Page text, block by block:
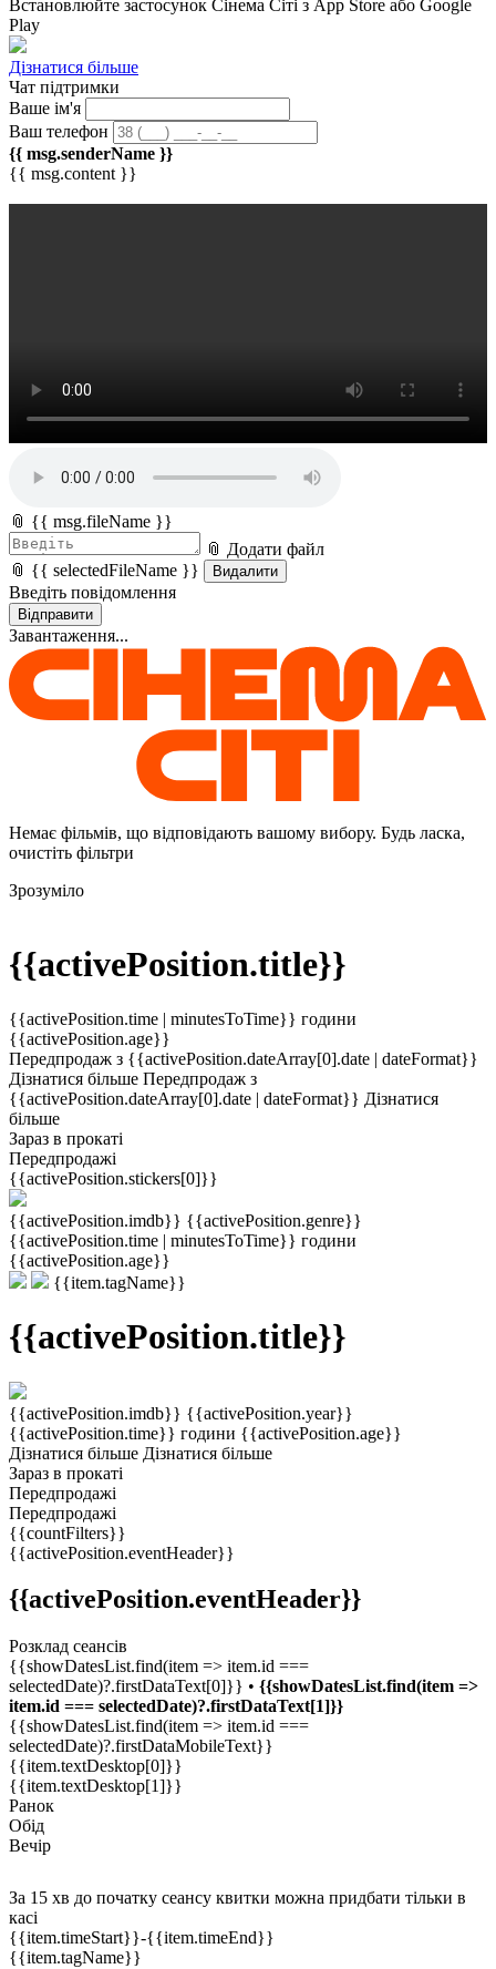
Встановлюйте застосунок Сінема Сіті з App Store або Google
Play
Дізнатися більше
Чат підтримки
Ваше ім'я
Ваш телефон
{{ msg.senderName }}
{{ msg.content }}
📎 {{ msg.fileName }}
📎 Додати файл
📎 {{ selectedFileName }}
Видалити
Введіть повідомлення
Відправити
Завантаження...
Немає фільмів, що відповідають вашому вибору. Будь ласка,
очистіть фільтри
Зрозуміло
{{activePosition.title}}
{{activePosition.time | minutesToTime}} години
{{activePosition.age}}
Передпродаж з {{activePosition.dateArray[0].date | dateFormat}}
Дізнатися більше Передпродаж з
{{activePosition.dateArray[0].date | dateFormat}} Дізнатися
більше
Зараз в прокаті
Передпродажі
{{activePosition.stickers[0]}}
{{activePosition.imdb}} {{activePosition.genre}}
{{activePosition.time | minutesToTime}} години
{{activePosition.age}}
{{item.tagName}}
{{activePosition.title}}
{{activePosition.imdb}} {{activePosition.year}}
{{activePosition.time}} години {{activePosition.age}}
Дізнатися більше Дізнатися більше
Зараз в прокаті
Передпродажі
Передпродажі
{{countFilters}}
{{activePosition.eventHeader}}
{{activePosition.eventHeader}}
Розклад сеансів
{{showDatesList.find(item => item.id ===
selectedDate)?.firstDataText[0]}} • {{showDatesList.find(item =>
item.id === selectedDate)?.firstDataText[1]}}
{{showDatesList.find(item => item.id ===
selectedDate)?.firstDataMobileText}}
{{item.textDesktop[0]}}
{{item.textDesktop[1]}}
Ранок
Обід
Вечір
За 15 хв до початку сеансу квитки можна придбати тільки в
касі
{{item.timeStart}}-{{item.timeEnd}}
{{item.tagName}}